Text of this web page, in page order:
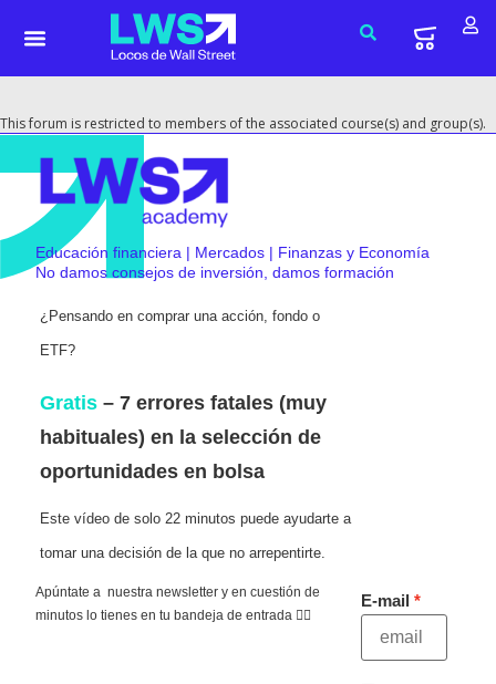
This forum is restricted to members of the associated course(s) and group(s).
Educación financiera | Mercados | Finanzas y Economía
No damos consejos de inversión, damos formación
¿Pensando en comprar una acción, fondo o
ETF?
Gratis – 7 errores fatales (muy
habituales) en la selección de
oportunidades en bolsa
Este vídeo de solo 22 minutos puede ayudarte a
tomar una decisión de la que no arrepentirte.
Apúntate a nuestra newsletter y en cuestión de
minutos lo tienes en tu bandeja de entrada 👇🏻
E-mail